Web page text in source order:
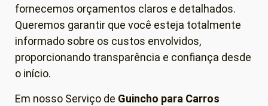
fornecemos orçamentos claros e detalhados.
Queremos garantir que você esteja totalmente
informado sobre os custos envolvidos,
proporcionando transparência e confiança desde
o início.
Em nosso Serviço de Guincho para Carros